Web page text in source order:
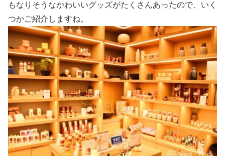
もなりそうなかわいいグッズがたくさんあったので、いく
つかご紹介しますね。